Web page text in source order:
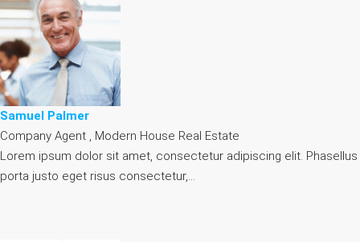
Samuel Palmer
Company Agent , Modern House Real Estate
Lorem ipsum dolor sit amet, consectetur adipiscing elit. Phasellus
porta justo eget risus consectetur,…